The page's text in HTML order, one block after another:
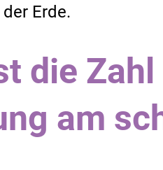
Erde.
die
am